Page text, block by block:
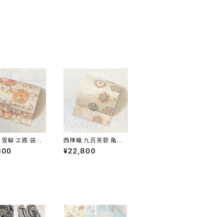
雪輪 ヱ霞 袋帯
白 ピンク 水
ステルカラー 5
西陣織 九百芙蓉 亀甲
彩華文 唐織り 袋帯 正
絹 金糸 クリーム色 白
¥22,800